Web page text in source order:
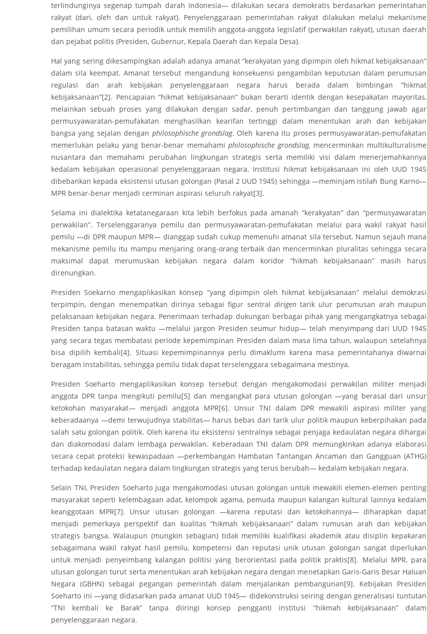
terlindunginya segenap tumpah darah Indonesia— dilakukan secara demokratis berdasarkan pemerintahan
rakyat (dari, oleh dan untuk rakyat). Penyelenggaraan pemerintahan rakyat dilakukan melalui mekanisme
pemilihan umum secara periodik untuk memilih anggota-anggota legislatif (perwakilan rakyat), utusan daerah
dan pejabat politis (Presiden, Gubernur, Kepala Daerah dan Kepala Desa).
Hal yang sering dikesampingkan adalah adanya amanat “kerakyatan yang dipimpin oleh hikmat kebijaksanaan”
dalam sila keempat. Amanat tersebut mengandung konsekuensi pengambilan keputusan dalam perumusan
regulasi dan arah kebijakan penyelenggaraan negara harus berada dalam bimbingan “hikmat
kebijaksanaan”[2]. Pencapaian “hikmat kebijaksanaan” bukan berarti identik dengan kesepakatan mayoritas,
melainkan sebuah proses yang dilakukan dengan sadar, penuh pertimbangan dan tanggung jawab agar
permusyawaratan-pemufakatan menghasilkan kearifan tertinggi dalam menentukan arah dan kebijakan
bangsa yang sejalan dengan philosophische grondslag. Oleh karena itu proses permusyawaratan-pemufakatan
memerlukan pelaku yang benar-benar memahami philosophische grondslag, mencerminkan multikulturalisme
nusantara dan memahami perubahan lingkungan strategis serta memiliki visi dalam menerjemahkannya
kedalam kebijakan operasional penyelenggaraan negara. Institusi hikmat kebijaksanaan ini oleh UUD 1945
dibebankan kepada eksistensi utusan golongan (Pasal 2 UUD 1945) sehingga —meminjam istilah Bung Karno—
MPR benar-benar menjadi cerminan aspirasi seluruh rakyat[3].
Selama ini dialektika ketatanegaraan kita lebih berfokus pada amanah “kerakyatan” dan “permusyawaratan
perwakilan”. Terselenggaranya pemilu dan permusyawaratan-pemufakatan melalui para wakil rakyat hasil
pemilu —di DPR maupun MPR— dianggap sudah cukup memenuhi amanat sila tersebut. Namun sejauh mana
mekanisme pemilu itu mampu menjaring orang-orang terbaik dan mencerminkan pluralitas sehingga secara
maksimal dapat merumuskan kebijakan negara dalam koridor “hikmah kebijaksanaan” masih harus
direnungkan.
Presiden Soekarno mengaplikasikan konsep “yang dipimpin oleh hikmat kebijaksanaan” melalui demokrasi
terpimpin, dengan menempatkan dirinya sebagai figur sentral dirigentarik ulur perumusan arah maupun
pelaksanaan kebijakan negara. Penerimaan terhadap dukungan berbagai pihak yang mengangkatnya sebagai
Presiden tanpa batasan waktu —melalui jargon Presiden seumur hidup— telah menyimpang dari UUD 1945
yang secara tegas membatasi periode kepemimpinan Presiden dalam masa lima tahun, walaupun setelahnya
bisa dipilih kembali[4]. Situasi kepemimpinannya perlu dimaklumi karena masa pemerintahanya diwarnai
beragam instabilitas, sehingga pemilu tidak dapat terselenggara sebagaimana mestinya.
Presiden Soeharto mengaplikasikan konsep tersebut dengan mengakomodasi perwakilan militer menjadi
anggota DPR tanpa mengikuti pemilu[5] dan mengangkat para utusan golongan —yang berasal dari unsur
ketokohan masyarakat— menjadi anggota MPR[6]. Unsur TNI dalam DPR mewakili aspirasi militer yang
keberadaanya —demi terwujudnya stabilitas— harus bebas dari tarik ulur politik maupun keberpihakan pada
salah satu golongan politik. Oleh karena itu eksistensi sentralnya sebagai penjaga kedaulatan negara dihargai
dan diakomodasi dalam lembaga perwakilan. Keberadaan TNI dalam DPR memungkinkan adanya elaborasi
secara cepat proteksi kewaspadaan —perkembangan Hambatan Tantangan Ancaman dan Gangguan (ATHG)
terhadap kedaulatan negara dalam lingkungan strategis yang terus berubah— kedalam kebijakan negara.
Selain TNI, Presiden Soeharto juga mengakomodasi utusan golongan untuk mewakili elemen-elemen penting
masyarakat seperti kelembagaan adat, kelompok agama, pemuda maupun kalangan kultural lainnya kedalam
keanggotaan MPR[7]. Unsur utusan golongan —karena reputasi dan ketokohannya— diharapkan dapat
menjadi pemerkaya perspektif dan kualitas “hikmah kebijaksanaan” dalam rumusan arah dan kebijakan
strategis bangsa. Walaupun (mungkin sebagian) tidak memiliki kualifikasi akademik atau disiplin kepakaran
sebagaimana wakil rakyat hasil pemilu, kompetensi dan reputasi unik utusan golongan sangat diperlukan
untuk menjadi penyeimbang kalangan politisi yang berorientasi pada politik praktis[8]. Melalui MPR, para
utusan golongan turut serta menentukan arah kebijakan negara dengan menetapkan Garis-Garis Besar Haluan
Negara (GBHN) sebagai pegangan pemerintah dalam menjalankan pembangunan[9]. Kebijakan Presiden
Soeharto ini —yang didasarkan pada amanat UUD 1945— didekonstruksi seiring dengan generalisasi tuntutan
“TNI kembali ke Barak” tanpa diiringi konsep pengganti institusi “hikmah kebijaksanaan” dalam
penyelenggaraan negara.